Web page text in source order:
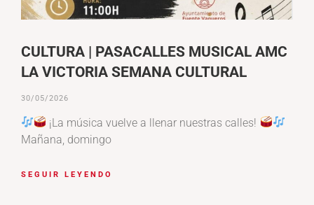
CULTURA | PASACALLES MUSICAL AMC
LA VICTORIA SEMANA CULTURAL
30/05/2026
¡La música vuelve a llenar nuestras calles!
Mañana, domingo
SEGUIR LEYENDO